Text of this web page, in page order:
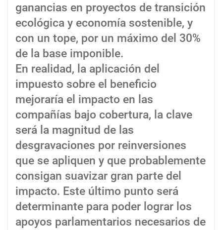
ganancias en proyectos de transición
ecológica y economía sostenible, y
con un tope, por un máximo del 30%
de la base imponible.
En realidad, la aplicación del
impuesto sobre el beneficio
mejoraría el impacto en las
compañías bajo cobertura, la clave
será la magnitud de las
desgravaciones por reinversiones
que se apliquen y que probablemente
consigan suavizar gran parte del
impacto. Este último punto será
determinante para poder lograr los
apoyos parlamentarios necesarios de